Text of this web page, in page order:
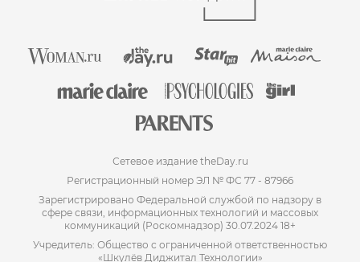
Сетевое издание theDay.ru
Регистрационный номер ЭЛ № ФС 77 - 87966
Зарегистрировано Федеральной службой по надзору в
сфере связи, информационных технологий и массовых
коммуникаций (Роскомнадзор) 30.07.2024 18+
Учредитель: Общество с ограниченной ответственностью
«Шкулёв Диджитал Технологии»